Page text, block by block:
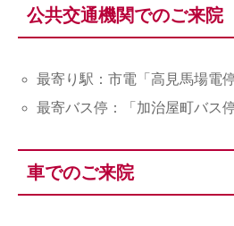
公共交通機関でのご来院
最寄り駅：市電「高見馬場電
最寄バス停：「加治屋町バス
車でのご来院